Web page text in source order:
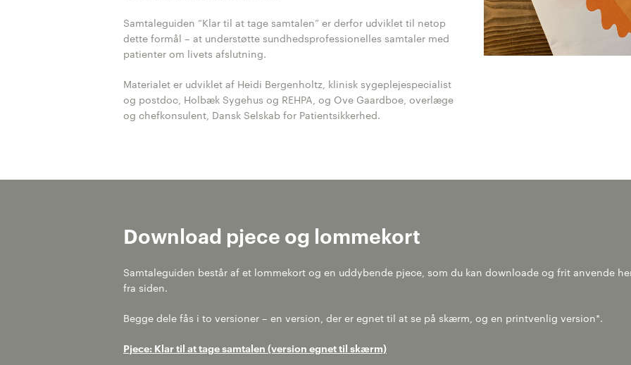
Samtaleguiden “Klar til at tage samtalen” er derfor udviklet til netop
dette formål – at understøtte sundhedsprofessionelles samtaler med
patienter om livets afslutning.
Materialet er udviklet af Heidi Bergenholtz, klinisk sygeplejespecialist
og postdoc, Holbæk Sygehus og REHPA, og Ove Gaardboe, overlæge
og chefkonsulent, Dansk Selskab for Patientsikkerhed.
Download pjece og lommekort
Samtaleguiden består af et lommekort og en uddybende pjece, som du kan downloade og frit anvende
fra siden.
Begge dele fås i to versioner – en version, der er egnet til at se på skærm, og en printvenlig version*.
Pjece: Klar til at tage samtalen (version egnet til skærm)